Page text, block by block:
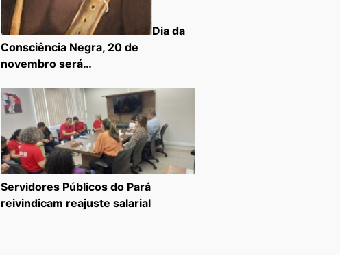
Dia da
Consciência Negra, 20 de
novembro será…
Servidores Públicos do Pará
reivindicam reajuste salarial